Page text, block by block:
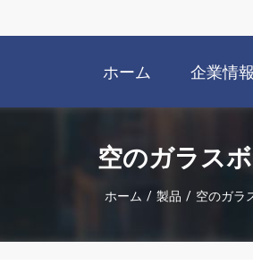
ホーム 企業情報
空のガラス
ホーム / 製品 / 空のガラ